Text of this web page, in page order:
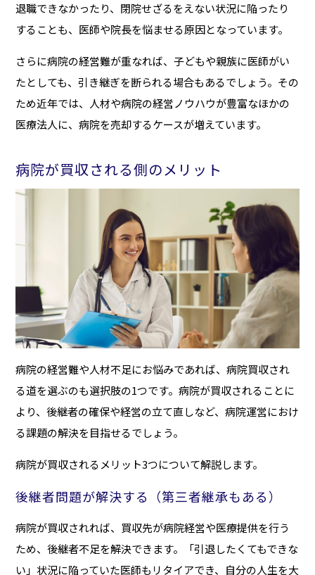
退職できなかったり、閉院せざるをえない状況に陥ったり
することも、医師や院長を悩ませる原因となっています。
さらに病院の経営難が重なれば、子どもや親族に医師がい
たとしても、引き継ぎを断られる場合もあるでしょう。その
ため近年では、人材や病院の経営ノウハウが豊富なほかの
医療法人に、病院を売却するケースが増えています。
病院が買収される側のメリット
病院の経営難や人材不足にお悩みであれば、病院買収され
る道を選ぶのも選択肢の1つです。病院が買収されることに
より、後継者の確保や経営の立て直しなど、病院運営におけ
る課題の解決を目指せるでしょう。
病院が買収されるメリット3つについて解説します。
後継者問題が解決する（第三者継承もある）
病院が買収されれば、買収先が病院経営や医療提供を行う
ため、後継者不足を解決できます。「引退したくてもできな
い」状況に陥っていた医師もリタイアでき、自分の人生を大